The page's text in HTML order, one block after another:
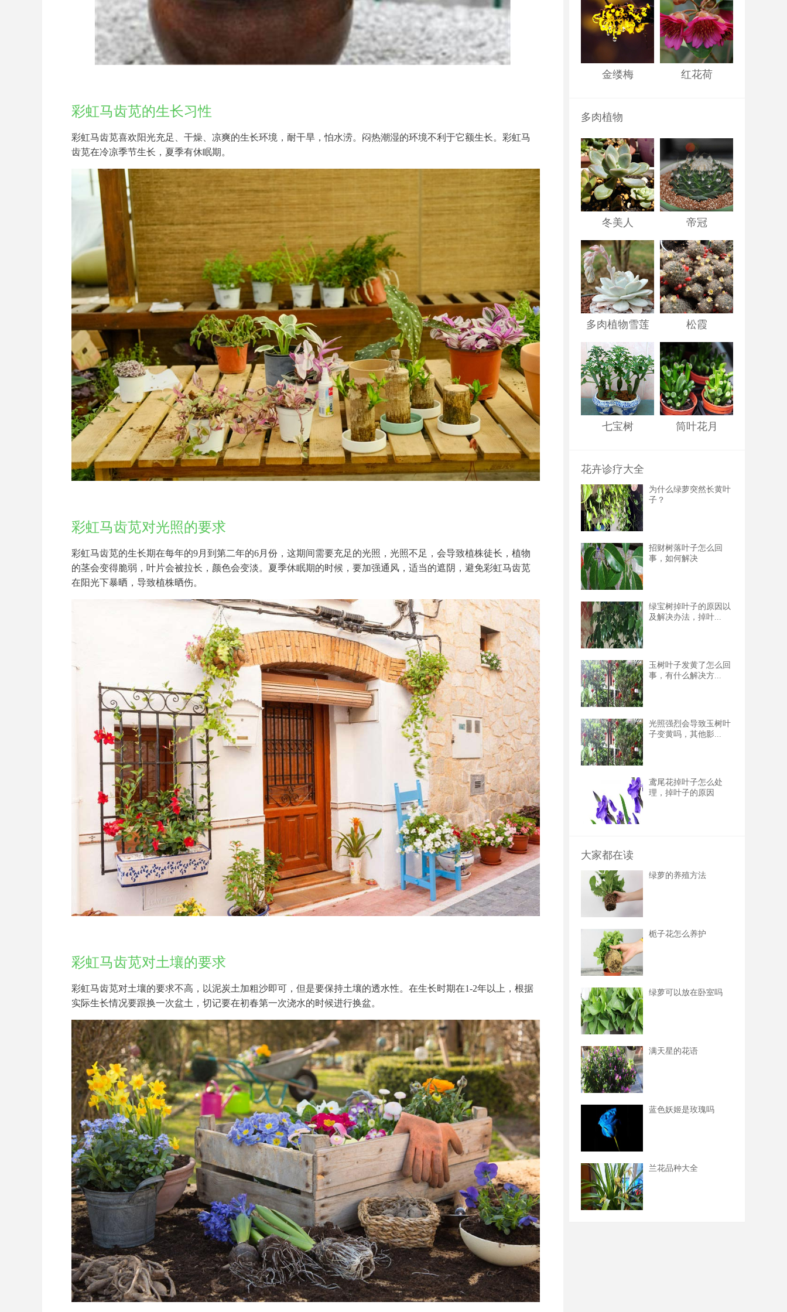
彩虹马齿苋的生长习性
彩虹马齿苋喜欢阳光充足、干燥、凉爽的生长环境，耐干旱，怕水涝。闷热潮湿的环境不利于它额生长。彩虹马
齿苋在冷凉季节生长，夏季有休眠期。
彩虹马齿苋对光照的要求
彩虹马齿苋的生长期在每年的9月到第二年的6月份，这期间需要充足的光照，光照不足，会导致植株徒长，植物
的茎会变得脆弱，叶片会被拉长，颜色会变淡。夏季休眠期的时候，要加强通风，适当的遮阴，避免彩虹马齿苋
在阳光下暴晒，导致植株晒伤。
彩虹马齿苋对土壤的要求
彩虹马齿苋对土壤的要求不高，以泥炭土加粗沙即可，但是要保持土壤的透水性。在生长时期在1-2年以上，根据
实际生长情况要跟换一次盆土，切记要在初春第一次浇水的时候进行换盆。
金缕梅 红花荷
多肉植物
冬美人 帝冠
多肉植物雪莲 松霞
七宝树 筒叶花月
花卉诊疗大全
为什么绿萝突然长黄叶
子？
招财树落叶子怎么回
事，如何解决
绿宝树掉叶子的原因以
及解决办法，掉叶...
玉树叶子发黄了怎么回
事，有什么解决方...
光照强烈会导致玉树叶
子变黄吗，其他影...
鸢尾花掉叶子怎么处
理，掉叶子的原因
大家都在读
绿萝的养殖方法
栀子花怎么养护
绿萝可以放在卧室吗
满天星的花语
蓝色妖姬是玫瑰吗
兰花品种大全